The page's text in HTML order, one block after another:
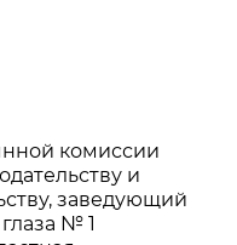
комиссии
и
заведующий
№ 1